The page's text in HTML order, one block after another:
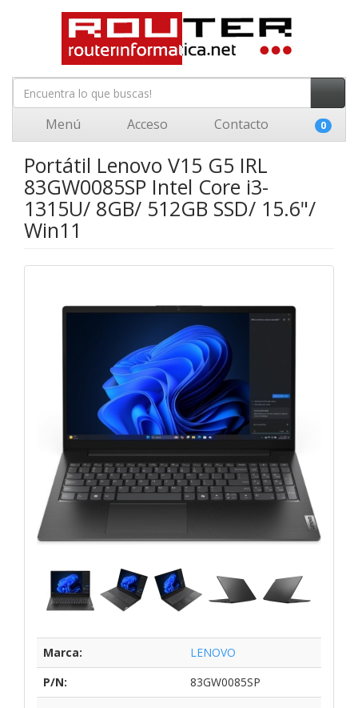
Menú Acceso Contacto 0
Portátil Lenovo V15 G5 IRL
83GW0085SP Intel Core i3-
1315U/ 8GB/ 512GB SSD/ 15.6"/
Win11
Marca:
LENOVO
P/N:
83GW0085SP